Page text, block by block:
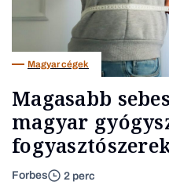
Magyar cégek
Magasabb
magyar
Forbes 2 perc